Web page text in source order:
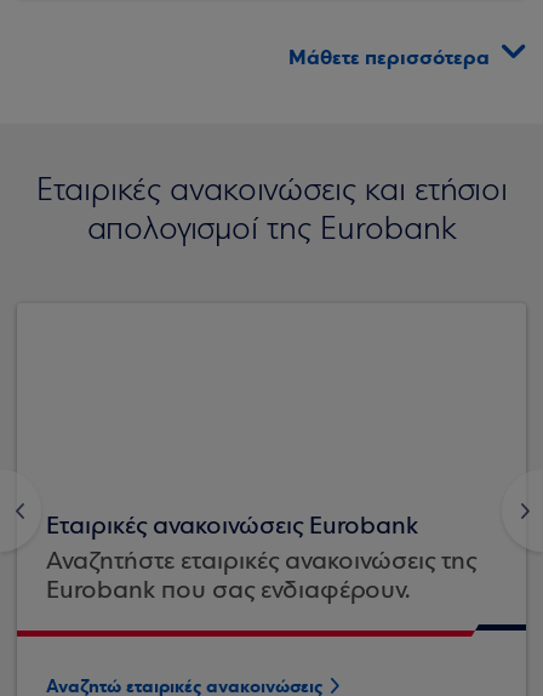
Μάθετε περισσότερα
Εταιρικές ανακοινώσεις και ετήσιοι
απολογισμοί της Eurobank
<
Εταιρικές ανακοινώσεις Eurobank
Αναζητήστε εταιρικές ανακοινώσεις της
Eurobank που σας ενδιαφέρουν.
Αναζητώ εταιρικές ανακοινώσεις
>